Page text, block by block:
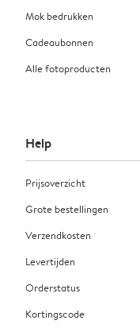
Mok bedrukken
Cadeaubonnen
Alle fotoproducten
Help
Prijsoverzicht
Grote bestellingen
Verzendkosten
Levertijden
Orderstatus
Kortingscode